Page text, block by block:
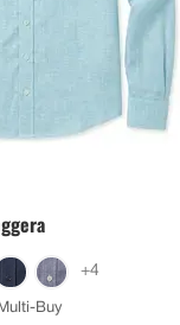
+4
Buy